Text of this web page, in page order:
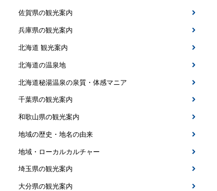
佐賀県の観光案内
兵庫県の観光案内
北海道 観光案内
北海道の温泉地
北海道秘湯温泉の泉質・体感マニア
千葉県の観光案内
和歌山県の観光案内
地域の歴史・地名の由来
地域・ローカルカルチャー
埼玉県の観光案内
大分県の観光案内